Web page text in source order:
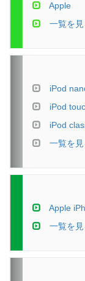
Apple
一覧を見
iPod
iPod
iPod
一覧を見
Apple
一覧を見